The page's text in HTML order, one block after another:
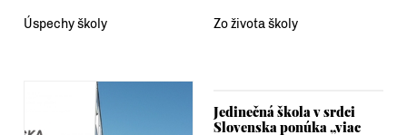
Úspechy školy Zo života školy
Jedinečná škola v srdci
Slovenska ponúka „viac